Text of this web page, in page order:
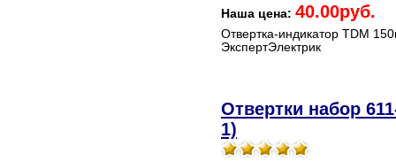
Наша цена: 40.00руб.
Отвертка-индикатор TDM
ЭкспертЭлектрик
Отвертки набор
1)